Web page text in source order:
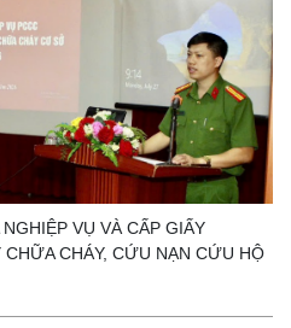
VỤ VÀ CẤP GIẤY
CHÁY, CỨU NẠN CỨU HỘ